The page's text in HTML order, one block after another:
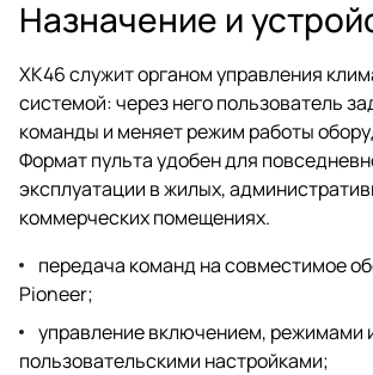
Назначение и
XK46 служит органом управления
системой: через него пользователь
команды и меняет режим работы
Формат пульта удобен для
эксплуатации в жилых,
коммерческих помещениях.
передача команд на совместимое
Pioneer;
управление включением, режимами
пользовательскими настройками;